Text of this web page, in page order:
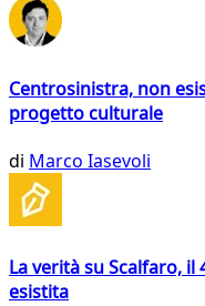
Centrosinistra, non
progetto culturale
di Marco Iasevoli
La verità su Scalfaro,
esistita